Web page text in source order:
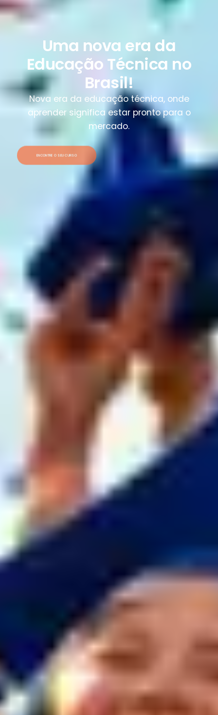
Uma nova era da
Educação Técnica no
Brasil!
Nova era da educação técnica, onde
aprender significa estar pronto para o
mercado.